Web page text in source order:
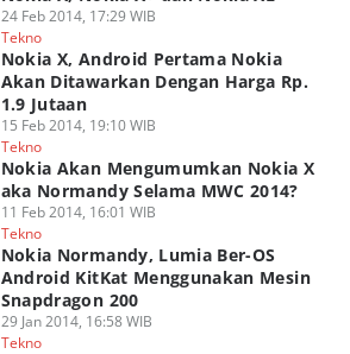
24 Feb 2014, 17:29 WIB
Tekno
Nokia X, Android Pertama Nokia
Akan Ditawarkan Dengan Harga Rp.
1.9 Jutaan
15 Feb 2014, 19:10 WIB
Tekno
Nokia Akan Mengumumkan Nokia X
aka Normandy Selama MWC 2014?
11 Feb 2014, 16:01 WIB
Tekno
Nokia Normandy, Lumia Ber-OS
Android KitKat Menggunakan Mesin
Snapdragon 200
29 Jan 2014, 16:58 WIB
Tekno